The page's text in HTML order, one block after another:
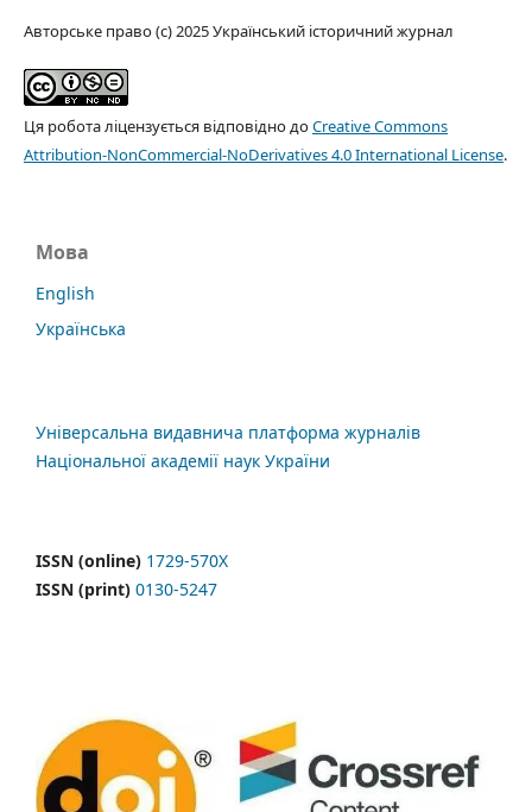
Авторське право (c) 2025 Український історичний журнал
Ця робота ліцензується відповідно доCreative Commons
Attribution-NonCommercial-NoDerivatives 4.0 International License.
Мова
English
Українська
Універсальна видавнича платформа журналів
Національної академії наук України
ISSN (online) 1729-570X
ISSN (print) 0130-5247